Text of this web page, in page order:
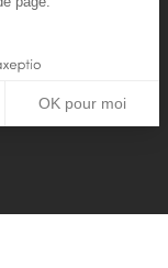
OK pour moi
gérer vos